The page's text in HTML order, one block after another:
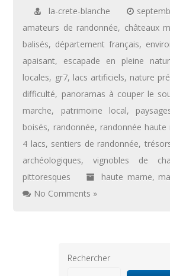
la-crete-blanche
amateurs de randonnée, châteaux
balisés, département français,
apaisant, escapade en pleine
locales, gr7, lacs artificiels, nature
difficulté, panoramas à couper le
marche, patrimoine local,
boisés, randonnée, randonnée haute
4 lacs, sentiers de randonnée,
archéologiques,vignobles de
pittoresques
haute marne,
No Comments »
Rechercher